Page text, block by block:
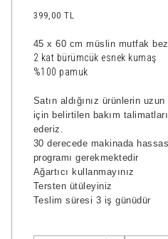
399,00 TL
45 x 60 cm müslin mutfak
2 kat bürümcük esnek kumaş
%100 pamuk
Satın aldığınız ürünlerin
için belirtilen bakım
ederiz.
30 derecede makinada
programı gerekmektedir
Ağartıcı kullanmayınız
Tersten ütüleyiniz
Teslim süresi 3 iş günüdür